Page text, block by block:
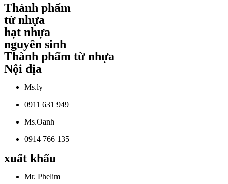
Thành phẩm
từ nhựa
hạt nhựa
nguyên sinh
Thành phẩm từ nhựa
Nội địa
Ms.ly
0911 631 949
Ms.Oanh
0914 766 135
xuất khẩu
Mr. Phelim